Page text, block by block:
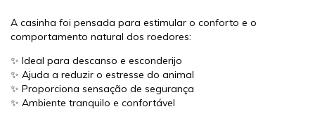
A casinha foi pensada para estimular o conforto e o
comportamento natural dos roedores:
✨ Ideal para descanso e esconderijo
✨ Ajuda a reduzir o estresse do animal
✨ Proporciona sensação de segurança
✨ Ambiente tranquilo e confortável